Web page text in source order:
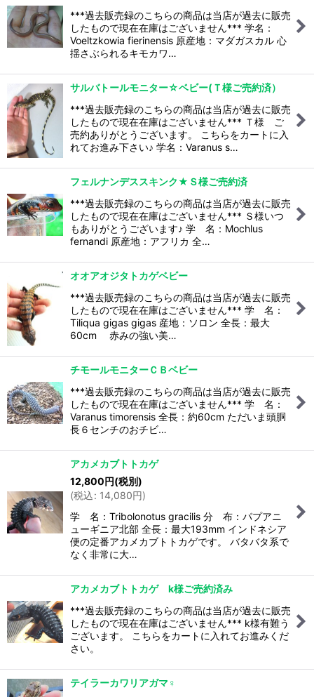
***過去販売録のこちらの商品は当店が過去に販売
したもので現在在庫はございません*** 学名：
Voeltzkowia fierinensis 原産地：マダガスカル 心
揺さぶられるキモカワ…
サルバトールモニター☆ベビー(Ｔ様ご売約済）
***過去販売録のこちらの商品は当店が過去に販売
したもので現在在庫はございません*** Ｔ様 ご
売約ありがとうございます。 こちらをカートに入
れてお進み下さい♪ 学名：Varanus s…
フェルナンデススキンク★Ｓ様ご売約済
***過去販売録のこちらの商品は当店が過去に販売
したもので現在在庫はございません*** Ｓ様いつ
もありがとうございます♪ 学 名：Mochlus
fernandi 原産地：アフリカ 全…
オオアオジタトカゲベビー
***過去販売録のこちらの商品は当店が過去に販売
したもので現在在庫はございません*** 学 名：
Tiliqua gigas gigas 産地：ソロン 全長：最大
60cm 赤みの強い美…
チモールモニターＣＢベビー
***過去販売録のこちらの商品は当店が過去に販売
したもので現在在庫はございません*** 学 名：
Varanus timorensis 全長：約60cm ただいま頭胴
長６センチのおチビ…
アカメカブトトカゲ
12,800円(税別)
(税込: 14,080円)
学 名：Tribolonotus gracilis 分 布：パプアニ
ューギニア北部 全長：最大193mm インドネシア
便の定番アカメカブトトカゲです。 バタバタ系で
なく非常に大…
アカメカブトトカゲ k様ご売約済み
***過去販売録のこちらの商品は当店が過去に販売
したもので現在在庫はございません*** k様有難う
ございます。 こちらをカートに入れてお進みくだ
さい。
テイラーカワリアガマ♀